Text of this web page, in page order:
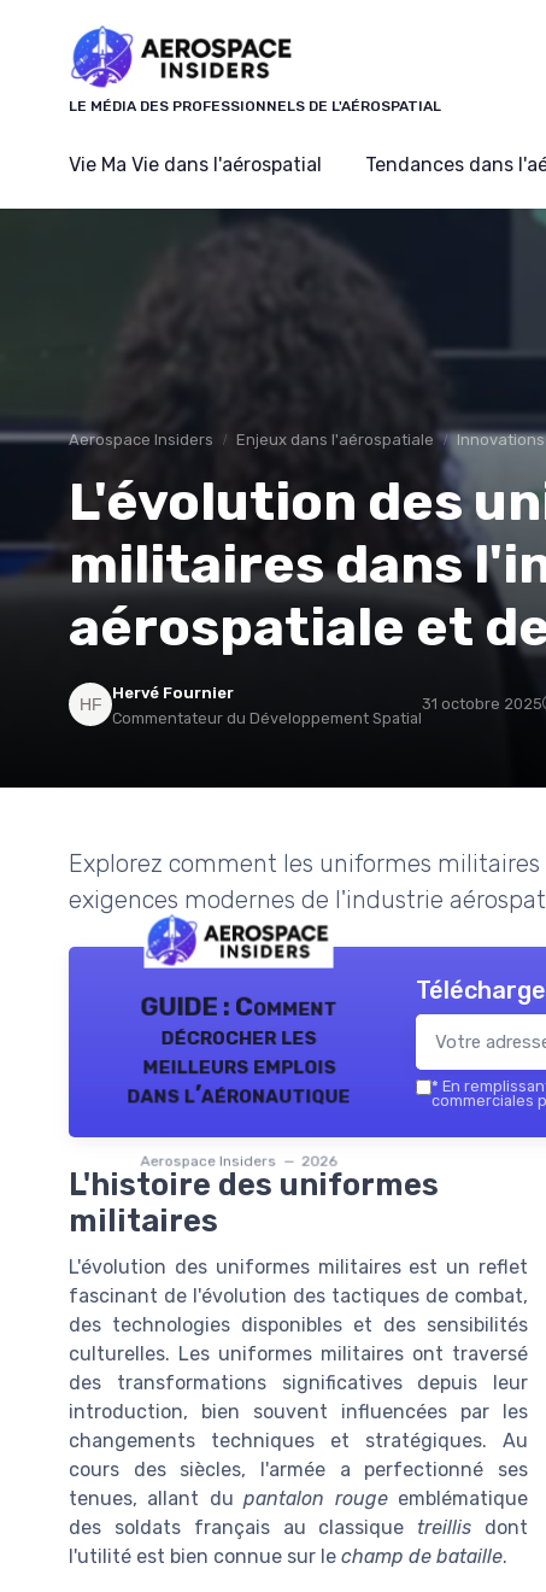
LE MÉDIA DES PROFESSIONNELS DE L'AÉROSPATIAL
Vie Ma Vie dans l'aérospatial Tendances dans
Aerospace Insiders Enjeux dans l'aérospatiale
L'évolution des
militaires dans
aérospatiale et
Hervé Fournier
Commentateur du Développement Spatial
31 octobre 2025
Explorez comment les uniformes
exigences modernes de l'industrie
GUIDE : Comment
décrocher les
meilleurs emplois
dans l’aéronautique
Aerospace Insiders — 2026
* En
commerciales
L'histoire des uniformes
militaires
L'évolution des uniformes militaires est un reflet
fascinant de l'évolution des tactiques de combat,
des technologies disponibles et des sensibilités
culturelles. Les uniformes militaires ont traversé
des transformations significatives depuis leur
introduction, bien souvent influencées par les
changements techniques et stratégiques. Au
cours des siècles, l'armée a perfectionné ses
tenues, allant dupantalon rougeemblématique
des soldats français au classique treillis dont
l'utilité est bien connue sur le champ de bataille.